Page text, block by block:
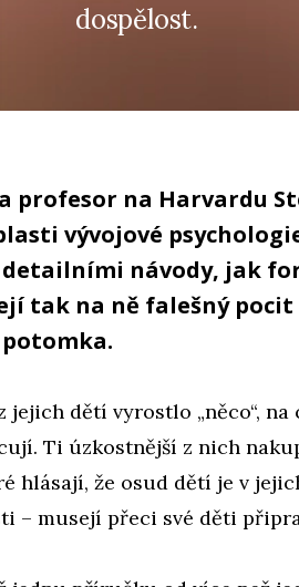
dospělost.
profesor na Harvardu
vývojové
návody, jak
tak na ně falešný
jejich dětí vyrostlo „něco“,
Ti úzkostnější z nich
hlásají, že osud dětí je v
– musejí přeci své děti